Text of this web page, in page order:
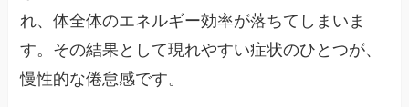
れ、体全体のエネルギー効率が落ちてしまいま
す。その結果として現れやすい症状のひとつが、
慢性的な倦怠感です。